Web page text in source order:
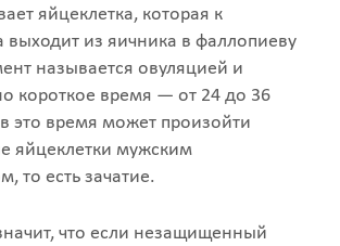
яйцеклетка, которая к
выходит из яичника в фаллопиеву
называется овуляцией и
короткое время — от 24 до 36
это время может произойти
яйцеклетки мужским
то есть зачатие.
что если незащищенный